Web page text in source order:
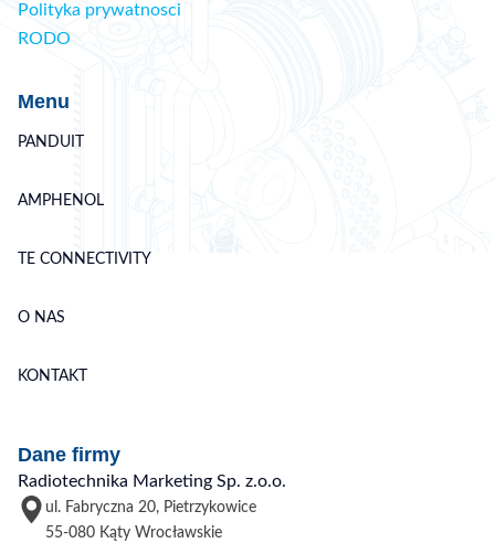
Polityka prywatnosci
RODO
Menu
PANDUIT
AMPHENOL
TE CONNECTIVITY
O NAS
KONTAKT
Dane firmy
Radiotechnika Marketing Sp. z.o.o.
ul. Fabryczna 20, Pietrzykowice
55-080 Kąty Wrocławskie